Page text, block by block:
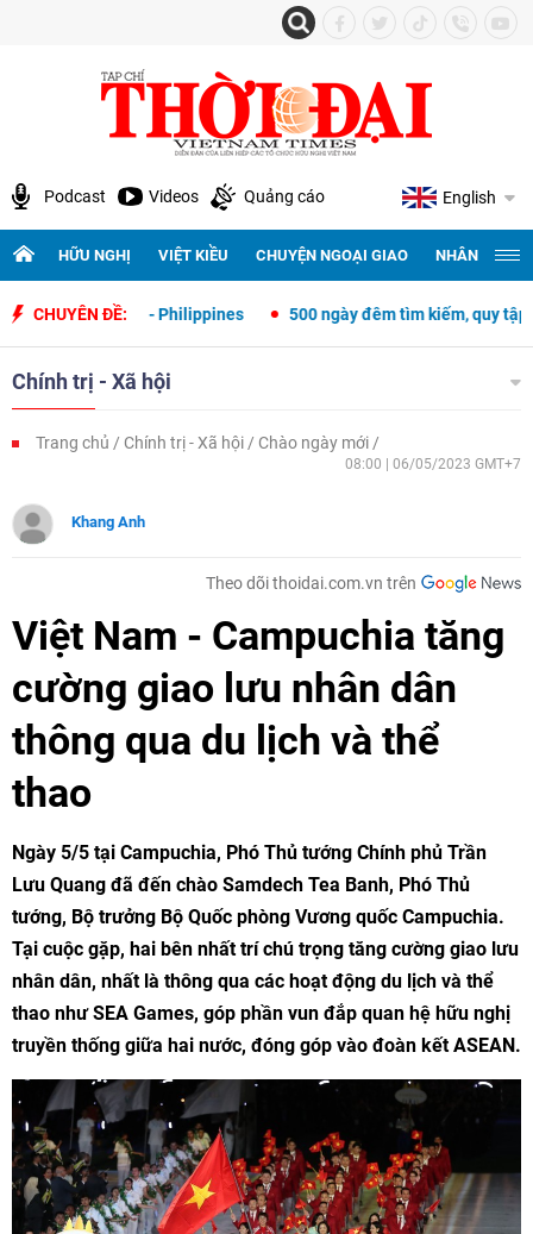
Podcast Videos Quảng cáo English
HỮU NGHỊ VIỆT KIỀU CHUYỆN NGOẠI GIAO NHÂN
CHUYÊN ĐỀ:
Việt Nam - Philippines 500 ngày đêm tìm kiếm, quy tập và xác
Chính trị - Xã hội
Trang chủ Chính trị - Xã hội Chào ngày mới
08:00 | 06/05/2023 GMT+7
Khang Anh
Theo dõi thoidai.com.vn trên
Việt Nam - Campuchia tăng
cường giao lưu nhân dân
thông qua du lịch và thể
thao
Ngày 5/5 tại Campuchia, Phó Thủ tướng Chính phủ Trần
Lưu Quang đã đến chào Samdech Tea Banh, Phó Thủ
tướng, Bộ trưởng Bộ Quốc phòng Vương quốc Campuchia.
Tại cuộc gặp, hai bên nhất trí chú trọng tăng cường giao lưu
nhân dân, nhất là thông qua các hoạt động du lịch và thể
thao như SEA Games, góp phần vun đắp quan hệ hữu nghị
truyền thống giữa hai nước, đóng góp vào đoàn kết ASEAN.